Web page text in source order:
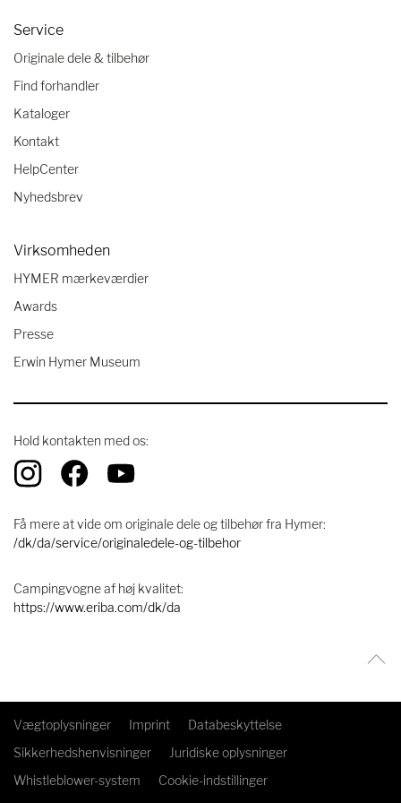
Service
Originale dele & tilbehør
Find forhandler
Kataloger
Kontakt
HelpCenter
Nyhedsbrev
Virksomheden
HYMER mærkeværdier
Awards
Presse
Erwin Hymer Museum
Hold kontakten med os:
Få mere at vide om originale dele og tilbehør fra Hymer:
/dk/da/service/originaledele-og-tilbehor
Campingvogne af høj kvalitet:
https://www.eriba.com/dk/da
Vægtoplysninger Imprint
Databeskyttelse
Sikkerhedshenvisninger
Juridiske oplysninger
Whistleblower-system
Cookie-indstillinger